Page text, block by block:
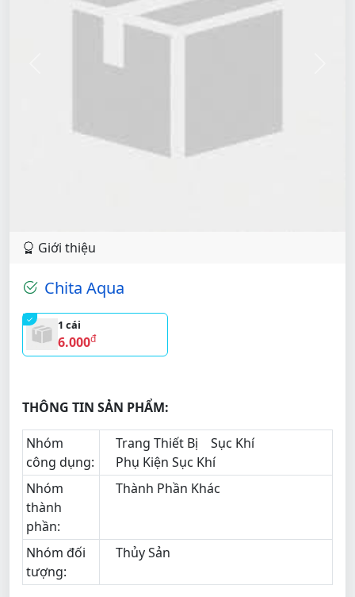
Giới thiệu
Chita Aqua
1 cái
6.000đ
THÔNG TIN SẢN PHẨM:
Nhóm
công dụng:
Trang Thiết Bị
Sục Khí
Phụ Kiện Sục Khí
Nhóm
thành
phần:
Thành Phần Khác
Nhóm đối
tượng:
Thủy Sản